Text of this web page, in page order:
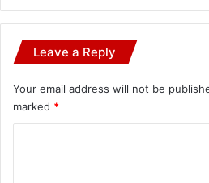
Leave a Reply
Your email address will not be
marked *